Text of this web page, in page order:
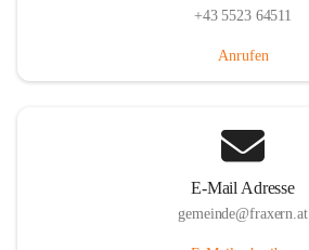
+43 5523 64511
Anrufen
E-Mail Adresse
gemeinde@fraxern.at